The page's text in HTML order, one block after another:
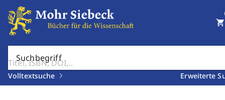
Suchbegriff
Volltextsuche Erweiterte
shopping_cart